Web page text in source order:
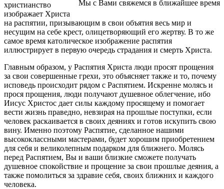
Мы с Вами свяжемся в ближайшее время
христианство
изображает Христа
на распятии, призывающим в свои объятия весь мир и
несущим на себе крест, олицетворяющий его жертву. В то же
самое время католическое изображение распятия
иллюстрирует в первую очередь страдания и смерть Христа.
Главным образом, у Распятия Христа люди просят прощения
за свои совершенные грехи, это объясняет также и то, почему
исповедь происходит рядом с Распятием. Искренне молясь и
прося прощения, люди получают душевное облегчение, ибо
Иисус Христос дает силы каждому просящему и помогает
вести жизнь праведно, невзирая на прошлые поступки, если
человек раскаивается в своих деяниях и готов искупить свою
вину. Именно поэтому Распятие, сделанное нашими
высококлассными мастерами, будет хорошим приобретением
для себя и великолепным подарком для ближнего. Молясь
перед Распятием, Вы и ваши близкие сможете получать
душевное спокойствие и прощение за свои прошлые деяния, а
также помолиться за здравие себя, своих ближних и каждого
человека.